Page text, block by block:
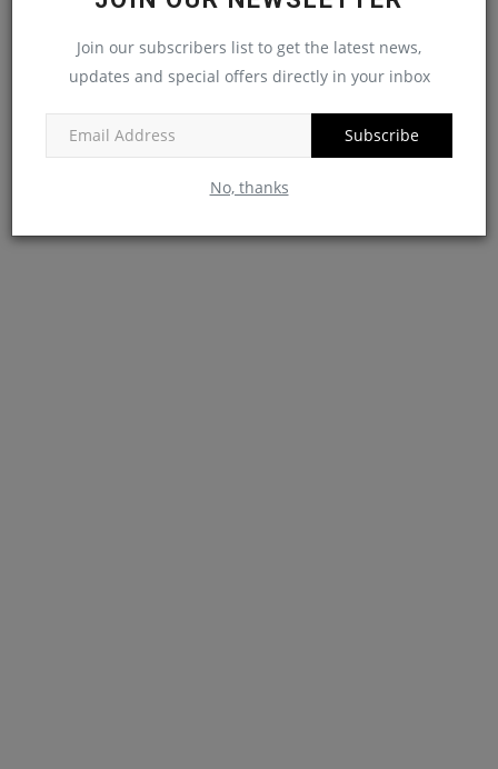
Join our subscribers list to get the latest news,
updates and special offers directly in your inbox
Subscribe
No, thanks